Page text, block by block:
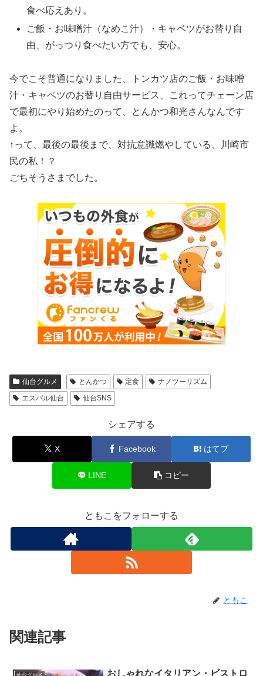
食べ応えあり。
ご飯・お味噌汁（なめこ汁）・キャベツがお替り自
由、がっつり食べたい方でも、安心。
今でこそ普通になりました、トンカツ店のご飯・お味噌
汁・キャベツのお替り自由サービス、これってチェーン店
で最初にやり始めたのって、とんかつ和光さんなんです
よ。
↑って、最後の最後まで、対抗意識燃やしている、川崎市
民の私！？
ごちそうさまでした。
仙台グルメ とんかつ 定食
ナノツーリズム
エスパル仙台
仙台SNS
シェアする
X Facebook はてブ
LINE コピー
ともこをフォローする
ともこ
関連記事
仙台グルメ おしゃれなイタリアン・ビストロ